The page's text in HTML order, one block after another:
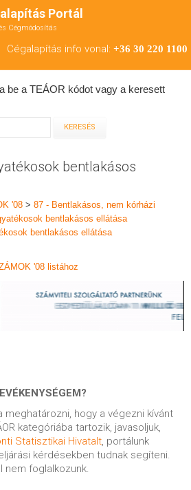
Portál
Cégmódosítás
Cégalapítás info vonal: +36 30 220 1100
be a TEÁOR kódot vagy a keresett
bentlakásos
'08 > 87 - Bentlakásos, nem kórházi
bentlakásos ellátása
bentlakásos ellátása
'08 listához
meghatározni, hogy a végezni kívánt
kategóriába tartozik, javasoljuk,
Statisztikai Hivatalt , portálunk
kérdésekben tudnak segíteni.
nem foglalkozunk.